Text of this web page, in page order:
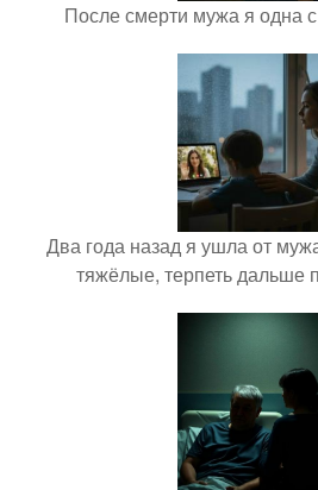
После смерти мужа я одна
Два года назад я ушла от
тяжёлые, терпеть дальше